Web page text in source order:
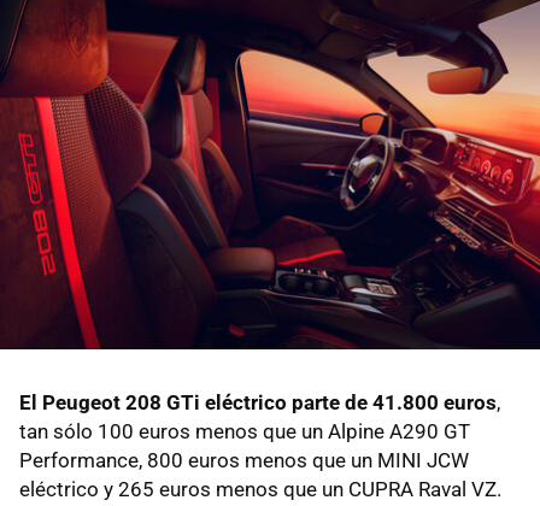
El Peugeot 208 GTi eléctrico parte de 41.800 euros,
tan sólo 100 euros menos que un Alpine A290 GT
Performance, 800 euros menos que un MINI JCW
eléctrico y 265 euros menos que un CUPRA Raval VZ.